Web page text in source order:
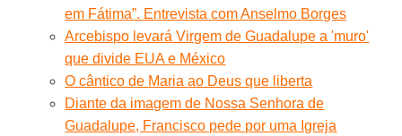
em Fátima”. Entrevista com Anselmo Borges
Arcebispo levará Virgem de Guadalupe a 'muro'
que divide EUA e México
O cântico de Maria ao Deus que liberta
Diante da imagem de Nossa Senhora de
Guadalupe, Francisco pede por uma Igreja